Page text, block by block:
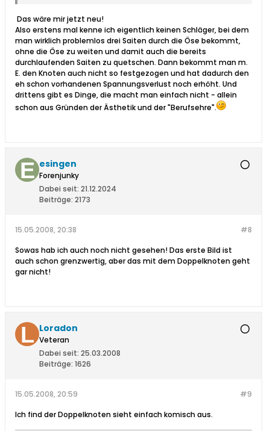
Das wäre mir jetzt neu!
Also erstens mal kenne ich eigentlich keinen Schläger, bei dem
man wirklich problemlos drei Saiten durch die Öse bekommt,
ohne die Öse zu weiten und damit auch die bereits
durchlaufenden Saiten zu quetschen. Dann bekommt man m.
E. den Knoten auch nicht so festgezogen und hat dadurch den
eh schon vorhandenen Spannungsverlust noch erhöht. Und
drittens gibt es Dinge, die macht man einfach nicht - allein
schon aus Gründen der Ästhetik und der "Berufsehre".
esingen
Forenjunky
Dabei seit: 21.12.2024
Beiträge: 2173
#8
15.05.2008, 20:38
Sowas hab ich auch noch nicht gesehen! Das erste Bild ist
auch schon grenzwertig, aber das mit dem Doppelknoten geht
gar nicht!
Loradon
Veteran
Dabei seit: 25.03.2008
Beiträge: 1626
#9
15.05.2008, 20:59
Ich find der Doppelknoten sieht einfach komisch aus.